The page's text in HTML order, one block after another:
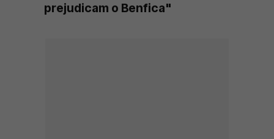
prejudicam o Benfica"